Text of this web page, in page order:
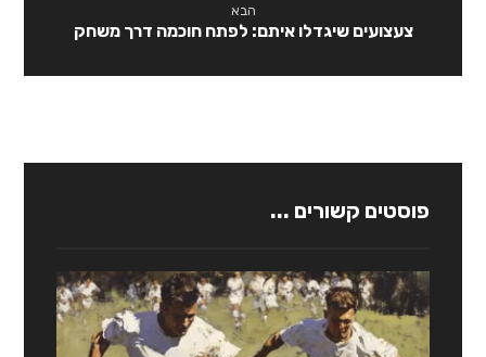
הבא
צעצועים שיגדלו איתם: לפתח חוכמה דרך משחק
פוסטים קשורים ...